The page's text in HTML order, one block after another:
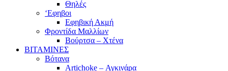
Θηλές
‘Εφηβοι
Εφηβική Ακμή
Φροντίδα Μαλλίων
Βούρτσα – Χτένα
ΒΙΤΑΜΙΝΕΣ
Βότανα
Artichoke – Αγκινάρα